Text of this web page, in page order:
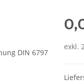
exkl.